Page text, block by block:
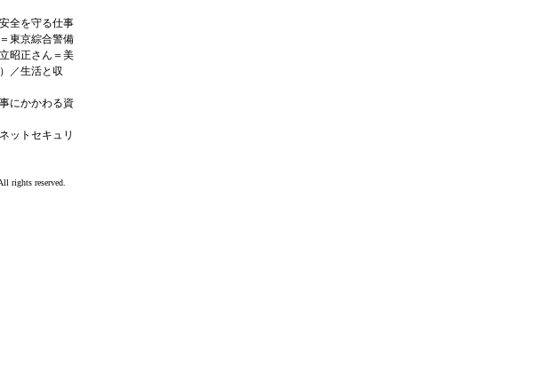
全を守る仕事
東京綜合警備
昭正さん＝美
／生活と収
にかかわる資
ットセキュリ
rights reserved.